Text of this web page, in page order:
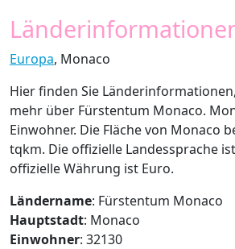
Europa, Monaco
Hier finden Sie
mehr über Fürstentum Monaco.
Einwohner. Die Fläche von Monaco
tqkm. Die offizielle Landessprache
offizielle Währung ist Euro.
Ländername: Fürstentum Monaco
Hauptstadt: Monaco
Einwohner: 32130